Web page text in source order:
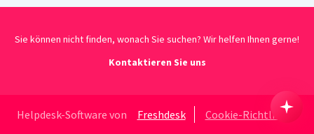
Sie können nicht finden, wonach Sie suchen? Wir helfen Ihnen gerne!
Kontaktieren Sie uns
Helpdesk-Software von Freshdesk Cookie-Richtlinie